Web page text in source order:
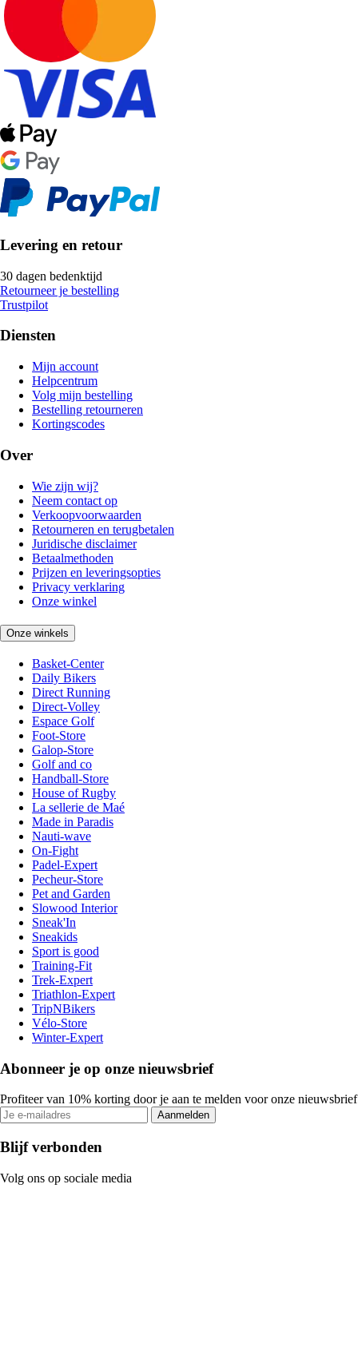
Levering en retour
30 dagen bedenktijd
Retourneer je bestelling
Trustpilot
Diensten
Mijn account
Helpcentrum
Volg mijn bestelling
Bestelling retourneren
Kortingscodes
Over
Wie zijn wij?
Neem contact op
Verkoopvoorwaarden
Retourneren en terugbetalen
Juridische disclaimer
Betaalmethoden
Prijzen en leveringsopties
Privacy verklaring
Onze winkel
Onze winkels
Basket-Center
Daily Bikers
Direct Running
Direct-Volley
Espace Golf
Foot-Store
Galop-Store
Golf and co
Handball-Store
House of Rugby
La sellerie de Maé
Made in Paradis
Nauti-wave
On-Fight
Padel-Expert
Pecheur-Store
Pet and Garden
Slowood Interior
Sneak'In
Sneakids
Sport is good
Training-Fit
Trek-Expert
Triathlon-Expert
TripNBikers
Vélo-Store
Winter-Expert
Abonneer je op onze nieuwsbrief
Profiteer van 10% korting door je aan te melden voor onze nieuwsbrief
Aanmelden
Blijf verbonden
Volg ons op sociale media